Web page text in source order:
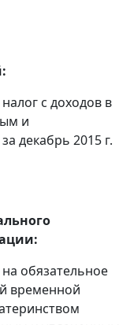
налог с доходов в
и
декабрь 2015 г.
обязательное
временной